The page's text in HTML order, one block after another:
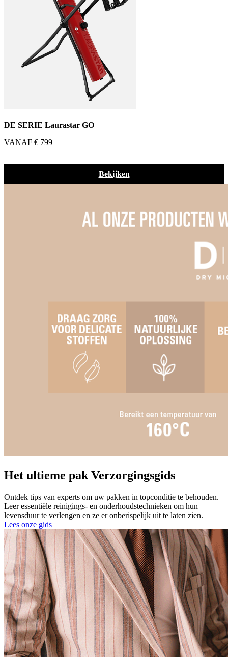
DE SERIE Laurastar GO
VANAF € 799
Bekijken
Het ultieme pak Verzorgingsgids
Ontdek tips van experts om uw pakken in topconditie te behouden.
Leer essentiële reinigings- en onderhoudstechnieken om hun
levensduur te verlengen en ze er onberispelijk uit te laten zien.
Lees onze gids